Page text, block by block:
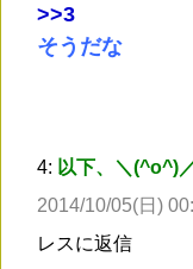
>>3
そうだな
4: 以下、＼(^o^)
2014/10/05(日)
レスに返信